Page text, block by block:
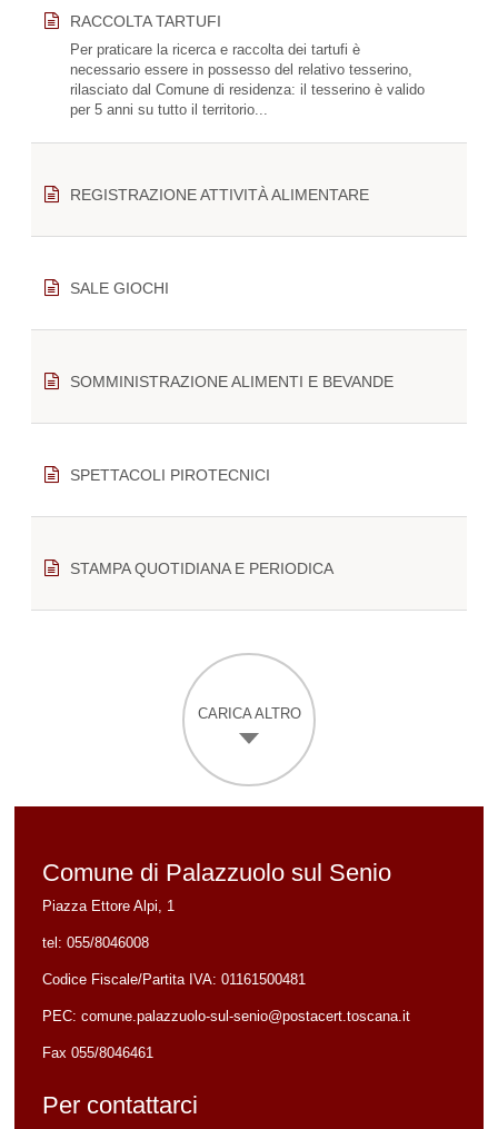
RACCOLTA TARTUFI
Per praticare la ricerca e raccolta dei tartufi è
necessario essere in possesso del relativo tesserino,
rilasciato dal Comune di residenza: il tesserino è valido
per 5 anni su tutto il territorio...
REGISTRAZIONE ATTIVITÀ ALIMENTARE
SALE GIOCHI
SOMMINISTRAZIONE ALIMENTI E BEVANDE
SPETTACOLI PIROTECNICI
STAMPA QUOTIDIANA E PERIODICA
CARICA ALTRO
Comune di Palazzuolo sul Senio
Piazza Ettore Alpi, 1
tel: 055/8046008
Codice Fiscale/Partita IVA: 01161500481
PEC: comune.palazzuolo-sul-senio@postacert.toscana.it
Fax 055/8046461
Per contattarci